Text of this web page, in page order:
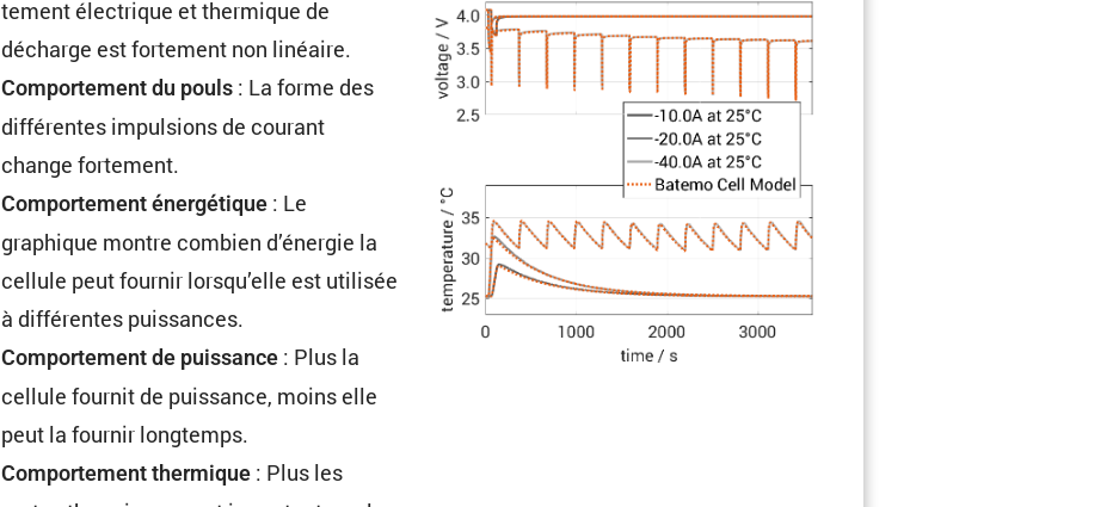
te­ment électrique et thermique de
décharge est forte­ment non linéaire.
Compor­te­ment du pouls : La forme des
diffé­rentes impul­sions de courant
change fortement.
Compor­te­ment énergé­tique : Le
graphique montre combien d’énergie la
cellule peut fournir lorsqu’elle est utilisée
à diffé­rentes puissances.
Compor­te­ment de puissance : Plus la
cellule fournit de puissance, moins elle
peut la fournir longtemps.
Compor­te­ment thermique : Plus les